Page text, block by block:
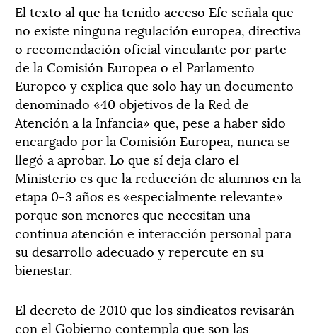
El texto al que ha tenido acceso Efe señala que
no existe ninguna regulación europea, directiva
o recomendación oficial vinculante por parte
de la Comisión Europea o el Parlamento
Europeo y explica que solo hay un documento
denominado «40 objetivos de la Red de
Atención a la Infancia» que, pese a haber sido
encargado por la Comisión Europea, nunca se
llegó a aprobar. Lo que sí deja claro el
Ministerio es que la reducción de alumnos en la
etapa 0-3 años es «especialmente relevante»
porque son menores que necesitan una
continua atención e interacción personal para
su desarrollo adecuado y repercute en su
bienestar.
El decreto de 2010 que los sindicatos revisarán
con el Gobierno contempla que son las